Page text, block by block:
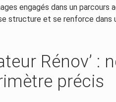
engagés dans un parcours
structure et se renforce dans
Rénov’ :
précis